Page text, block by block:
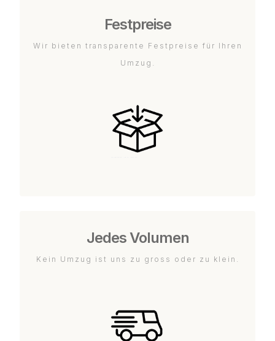
Festpreise
Wir bieten transparente Festpreise für Ihren
Umzug.
Jedes Volumen
Kein Umzug ist uns zu gross oder zu klein.